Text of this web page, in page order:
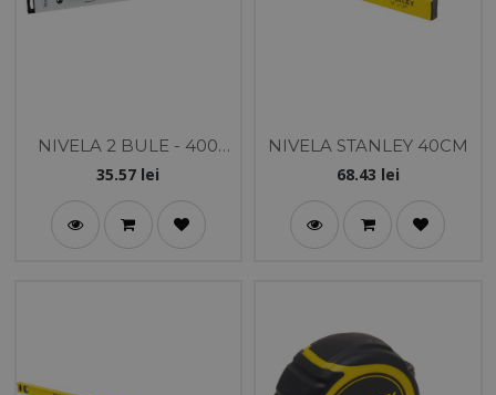
NIVELA 2 BULE - 400
MM
35.57 lei
NIVELA STANLEY 40CM
68.43 lei